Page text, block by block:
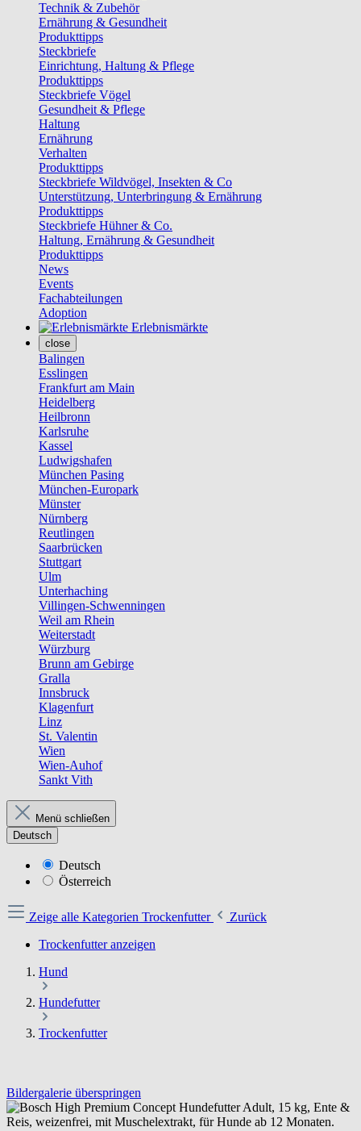
Technik & Zubehör
Ernährung & Gesundheit
Produkttipps
Steckbriefe
Einrichtung, Haltung & Pflege
Produkttipps
Steckbriefe Vögel
Gesundheit & Pflege
Haltung
Ernährung
Verhalten
Produkttipps
Steckbriefe Wildvögel, Insekten & Co
Unterstützung, Unterbringung & Ernährung
Produkttipps
Steckbriefe Hühner & Co.
Haltung, Ernährung & Gesundheit
Produkttipps
News
Events
Fachabteilungen
Adoption
Erlebnismärkte
close
Balingen
Esslingen
Frankfurt am Main
Heidelberg
Heilbronn
Karlsruhe
Kassel
Ludwigshafen
München Pasing
München-Europark
Münster
Nürnberg
Reutlingen
Saarbrücken
Stuttgart
Ulm
Unterhaching
Villingen-Schwenningen
Weil am Rhein
Weiterstadt
Würzburg
Brunn am Gebirge
Gralla
Innsbruck
Klagenfurt
Linz
St. Valentin
Wien
Wien-Auhof
Sankt Vith
Menü schließen
Deutsch
Deutsch
Österreich
Zeige alle Kategorien Trockenfutter
Zurück
Trockenfutter anzeigen
Hund
Hundefutter
Trockenfutter
Bildergalerie überspringen